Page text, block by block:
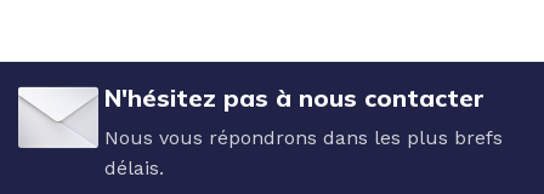
N'hésitez pas à nous contacter
Nous vous répondrons dans les plus brefs
délais.